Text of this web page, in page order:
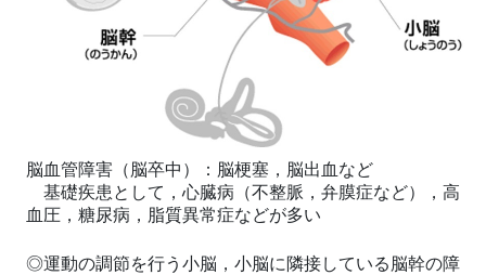
脳血管障害（脳卒中）：脳梗塞，脳出血など
基礎疾患として，心臓病（不整脈，弁膜症など），高
血圧，糖尿病，脂質異常症などが多い
◎運動の調節を行う小脳，小脳に隣接している脳幹の障